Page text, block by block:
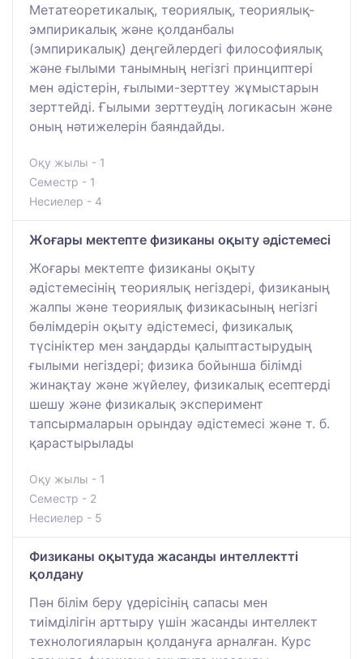
Метатеоретикалық, теориялық, теориялық-
эмпирикалық және қолданбалы
(эмпирикалық) деңгейлердегі философиялық
және ғылыми танымның негізгі принциптері
мен әдістерін, ғылыми-зерттеу жұмыстарын
зерттейді. Ғылыми зерттеудің логикасын және
оның нәтижелерін баяндайды.
Оқу жылы - 1
Семестр - 1
Несиелер - 4
Жоғары мектепте физиканы оқыту әдістемесі
Жоғары мектепте физиканы оқыту
әдістемесінің теориялық негіздері, физиканың
жалпы және теориялық физикасының негізгі
бөлімдерін оқыту әдістемесі, физикалық
түсініктер мен заңдарды қалыптастырудың
ғылыми негіздері; физика бойынша білімді
жинақтау және жүйелеу, физикалық есептерді
шешу және физикалық эксперимент
тапсырмаларын орындау әдістемесі және т. б.
қарастырылады
Оқу жылы - 1
Семестр - 2
Несиелер - 5
Физиканы оқытуда жасанды интеллектті
қолдану
Пән білім беру үдерісінің сапасы мен
тиімділігін арттыру үшін жасанды интеллект
технологияларын қолдануға арналған. Курс